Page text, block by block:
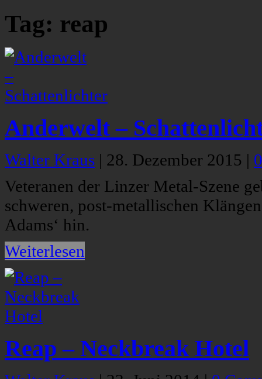
Tag: reap
Anderwelt –
Walter Kraus | 28. Dezember 2015 |
Veteranen der Linzer Metal-Szene
schweren, post-metallischen
Adams‘ hin.
Weiterlesen
Reap – Neckbreak Hotel